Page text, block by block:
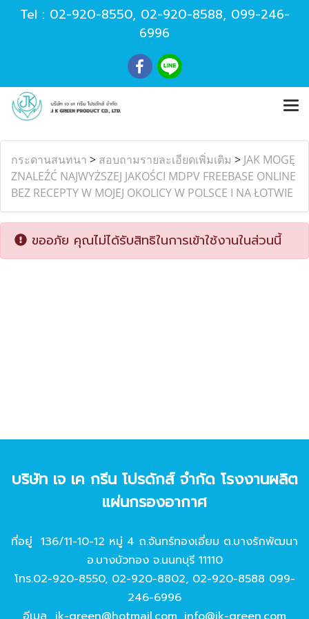
Tel : 02-920-8550, 02-920-8588, 099-246-
6996
กระดานสนทนา > สอบถามรายละเอียดเพิ่มเติม > JAK MOGĘ
ZNALEŹĆ NAJWYŻSZEJ JAKOŚCI MDPV FREEBASE ONLINE
BEZ RECEPTY W MOJEJ OKOLICY W POLSCE I NA ŁOTWIE
ขออภัย คุณไม่ได้รับสิทธิในการเข้าใช้งานในส่วนนี้
บริษัท เจ เค กรีน โปรดักส์ จํากัด โรงงานผลิต
แผ่นกรองอากาศ
ที่อยู่ 136/11-10-12 หมู่ 4 ถ.จันทร์ทองเอี่ยม ต.บางรักพัฒนา
อ.บางบัวทอง จ.นนทบุรี 11110
โทร.02-920-8550, 02-920-8802, 02-920-8588 099-
246-6996